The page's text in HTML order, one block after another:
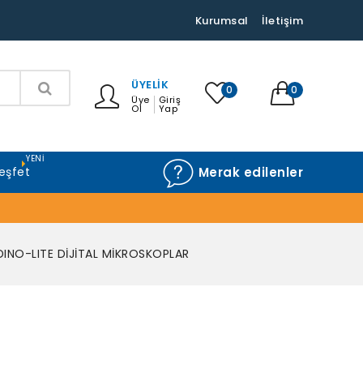
Kurumsal İletişim
ÜYELIK
Üye
Ol
Giriş
Yap
0 0
YENI
Merak edilenler
LITE DİJİTAL MİKROSKOPLAR